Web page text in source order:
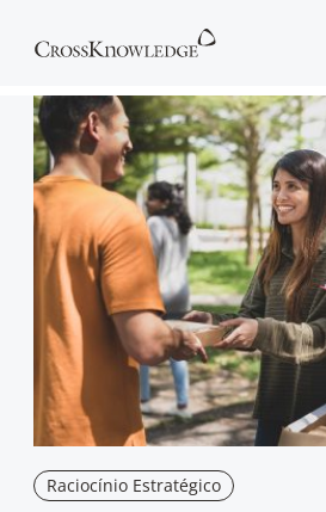
Raciocínio Estratégico